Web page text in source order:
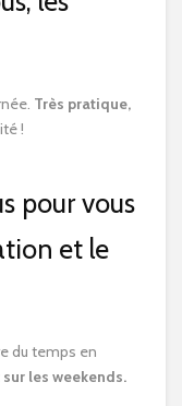
Très pratique,
!
pour vous
et le
du temps en
les weekends.